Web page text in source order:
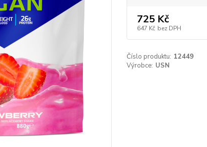
725 Kč
647 Kč bez DPH
Číslo produktu: 12449
Výrobce: USN